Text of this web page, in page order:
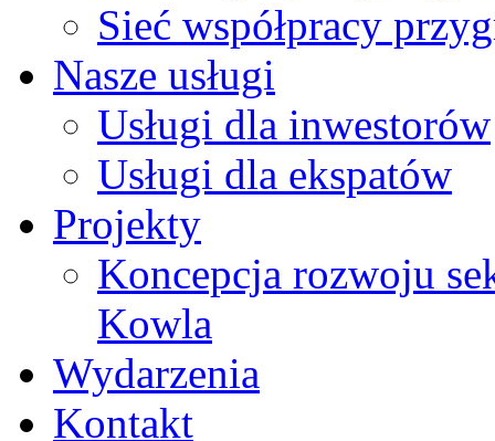
Sieć współpracy
Nasze usługi
Usługi dla inwestorów
Usługi dla ekspatów
Projekty
Koncepcja rozwoju
Kowla
Wydarzenia
Kontakt